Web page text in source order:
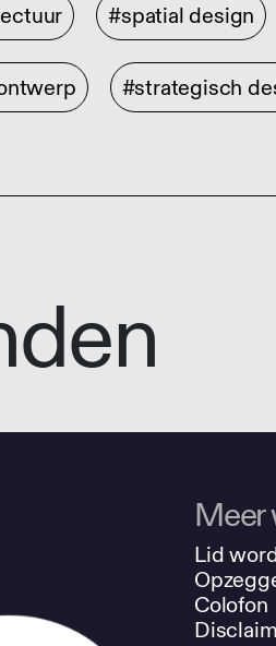
#spatial design
#strategisch
Meer
Lid
Colofon